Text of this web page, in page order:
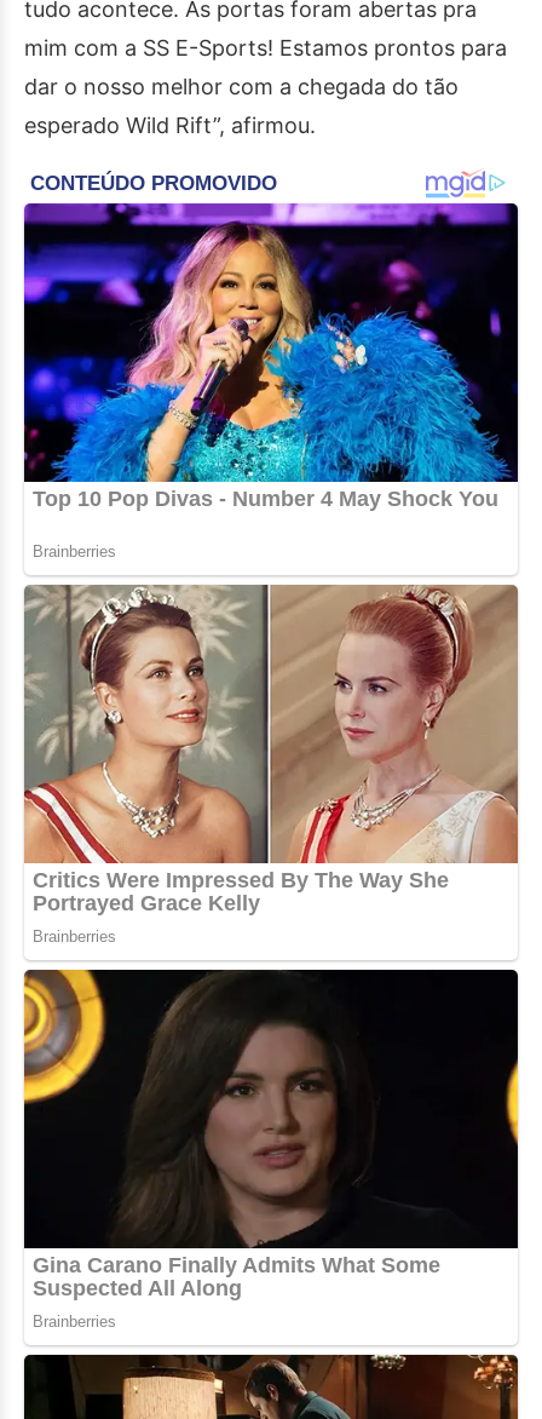
tudo acontece. As portas foram abertas pra
mim com a SS E-Sports! Estamos prontos para
dar o nosso melhor com a chegada do tão
esperado Wild Rift”, afirmou.